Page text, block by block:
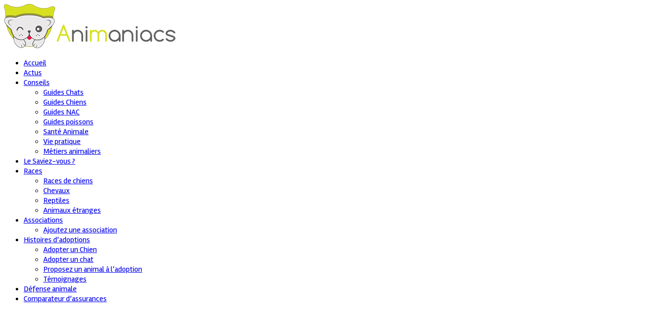
Accueil
Actus
Conseils
Guides Chats
Guides Chiens
Guides NAC
Guides poissons
Santé Animale
Vie pratique
Métiers animaliers
Le Saviez-vous ?
Races
Races de chiens
Chevaux
Reptiles
Animaux étranges
Associations
Ajoutez une association
Histoires d’adoptions
Adopter un Chien
Adopter un chat
Proposez un animal à l’adoption
Témoignages
Défense animale
Comparateur d’assurances